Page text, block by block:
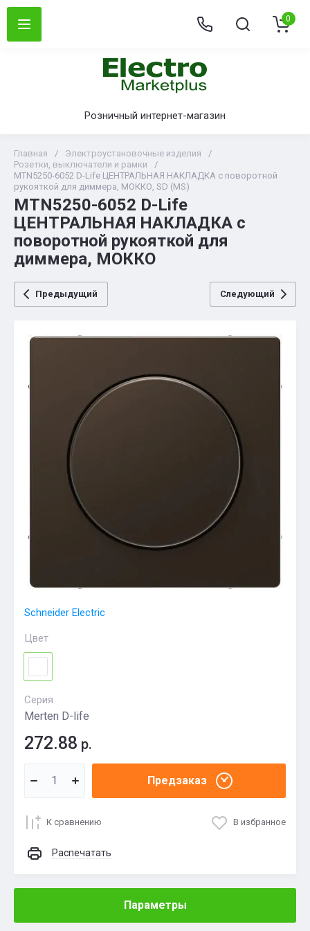
Розничный интернет-магазин
0
Главная / Электроустановочные изделия
/
Розетки, выключатели и рамки
/
MTN5250-6052 D-Life ЦЕНТРАЛЬНАЯ НАКЛАДКА с поворотной
рукояткой для диммера, МОККО, SD (MS)
MTN5250-6052 D-Life
ЦЕНТРАЛЬНАЯ НАКЛАДКА с
поворотной рукояткой для
диммера, МОККО
Предыдущий Следующий
Schneider Electric
Цвет
Серия
Merten D-life
272.88 р.
Предзаказ
К сравнению В избранное
Распечатать
Параметры